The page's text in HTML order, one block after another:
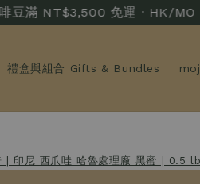
NT$3,500 免運 · HK/MO
禮盒與組合 Gifts & Bundles
| 印尼 西爪哇 哈魯處理廠 黑蜜 | 0.5